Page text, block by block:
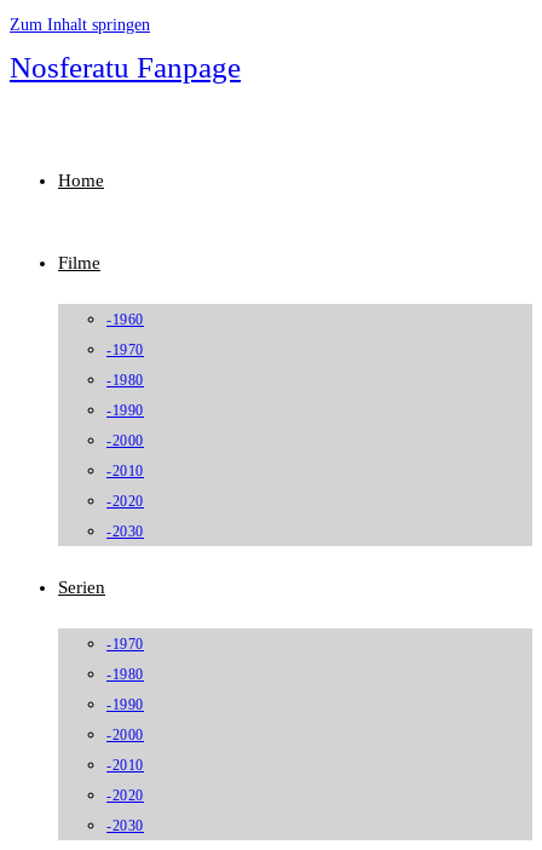
Zum Inhalt springen
Nosferatu Fanpage
Home
Filme
-1960
-1970
-1980
-1990
-2000
-2010
-2020
-2030
Serien
-1970
-1980
-1990
-2000
-2010
-2020
-2030